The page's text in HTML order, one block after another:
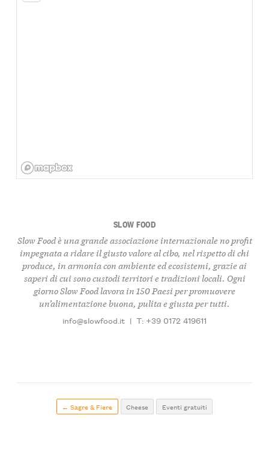
SLOW FOOD
Slow Food è una grande associazione internazionale no profit
impegnata a ridare il giusto valore al cibo, nel rispetto di chi
produce, in armonia con ambiente ed ecosistemi, grazie ai
saperi di cui sono custodi territori e tradizioni locali. Ogni
giorno Slow Food lavora in 150 Paesi per promuovere
un’alimentazione buona, pulita e giusta per tutti.
info@slowfood.it | T: +39 0172 419611
← Sagre & Fiere Cheese Eventi gratuiti